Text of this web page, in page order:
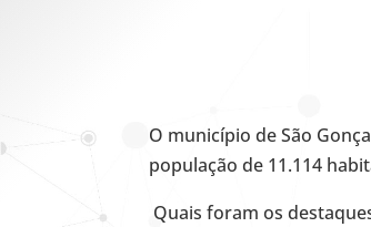
O município de São
população de 11.114
Quais foram os